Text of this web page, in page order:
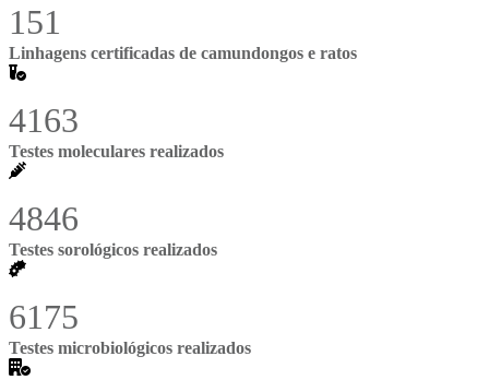
151
Linhagens certificadas de camundongos e ratos
4163
Testes moleculares realizados
4846
Testes sorológicos realizados
6175
Testes microbiológicos realizados